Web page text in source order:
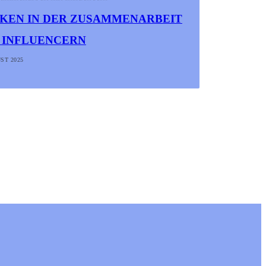
IN DER ZUSAMMENARBEIT
2025